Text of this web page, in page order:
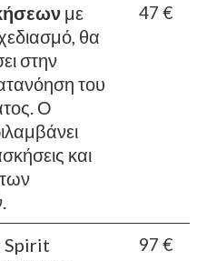
με
θα
στην
του
Ο
και
47 €
Spirit
97 €